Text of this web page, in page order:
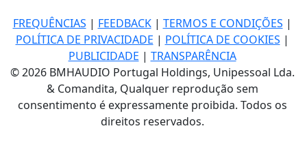
FREQUÊNCIAS | FEEDBACK| TERMOS E CONDIÇÕES |
POLÍTICA DE PRIVACIDADE | POLÍTICA DE COOKIES |
PUBLICIDADE | TRANSPARÊNCIA
© 2026 BMHAUDIO Portugal Holdings, Unipessoal Lda.
& Comandita, Qualquer reprodução sem
consentimento é expressamente proibida. Todos os
direitos reservados.